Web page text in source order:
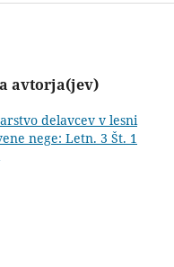
avtorja(jev)
delavcev v lesni
nege: Letn. 3 Št. 1